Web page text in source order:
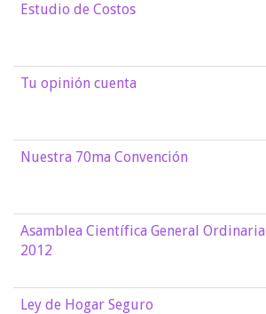
Estudio de Costos
Tu opinión cuenta
Nuestra 70ma Convención
Asamblea Científica General Ordinaria
2012
Ley de Hogar Seguro